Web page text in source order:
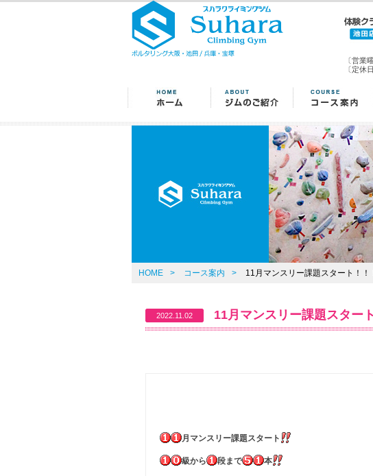
〔営業
〔定休
HOME > コース案内 > 11月マンスリー課題スタート！！
2022.11.02 11月マンスリー課題スター
月マンスリー課題スタート
級から 段まで 本